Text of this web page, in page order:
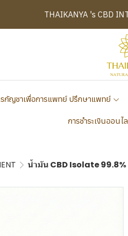
THAIKANYA 's CBD
รกัญชาเพื่อการแพทย์ ปรึกษาแพทย์
การชำระเงินออนไ
น้ำมัน CBD Isolate